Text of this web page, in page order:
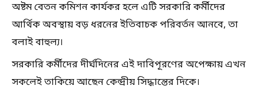
অষ্টম বেতন কমিশন কার্যকর হলে এটি সরকারি কর্মীদের
আর্থিক অবস্থায় বড় ধরনের ইতিবাচক পরিবর্তন আনবে, তা
বলাই বাহুল্য।
সরকারি কর্মীদের দীর্ঘদিনের এই দাবিপূরণের অপেক্ষায় এখন
সকলেই তাকিয়ে আছেন কেন্দ্রীয় সিদ্ধান্তের দিকে।